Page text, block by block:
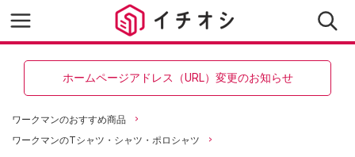
ホームページアドレス（URL）変更のお知らせ
ワークマンのおすすめ商品
ワークマンのTシャツ・シャツ・ポロシャツ